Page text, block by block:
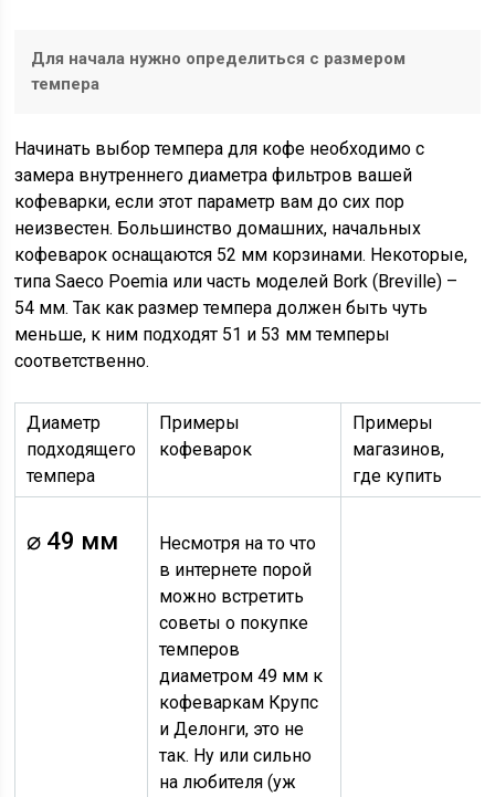
Для начала нужно определиться с размером
темпера
Начинать выбор темпера для кофе необходимо с
замера внутреннего диаметра фильтров вашей
кофеварки, если этот параметр вам до сих пор
неизвестен. Большинство домашних, начальных
кофеварок оснащаются 52 мм корзинами. Некоторые,
типа Saeco Poemia или часть моделей Bork (Breville) –
54 мм. Так как размер темпера должен быть чуть
меньше, к ним подходят 51 и 53 мм темперы
соответственно.
Диаметр
подходящего
темпера
Примеры
кофеварок
Примеры
магазинов,
где купить
⌀ 49 мм
Несмотря на то что
в интернете порой
можно встретить
советы о покупке
темперов
диаметром 49 мм к
кофеваркам Крупс
и Делонги, это не
так. Ну или сильно
на любителя (уж